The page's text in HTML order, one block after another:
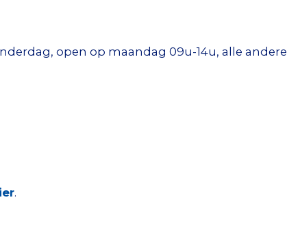
open op maandag 09u-14u, alle andere
.